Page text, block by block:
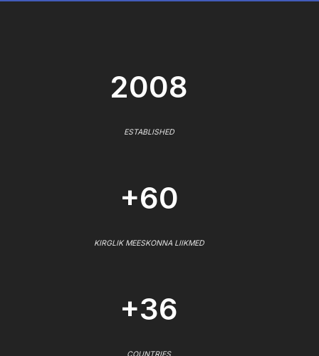
2008
ESTABLISHED
+60
KIRGLIK MEESKONNA LIIKMED
+36